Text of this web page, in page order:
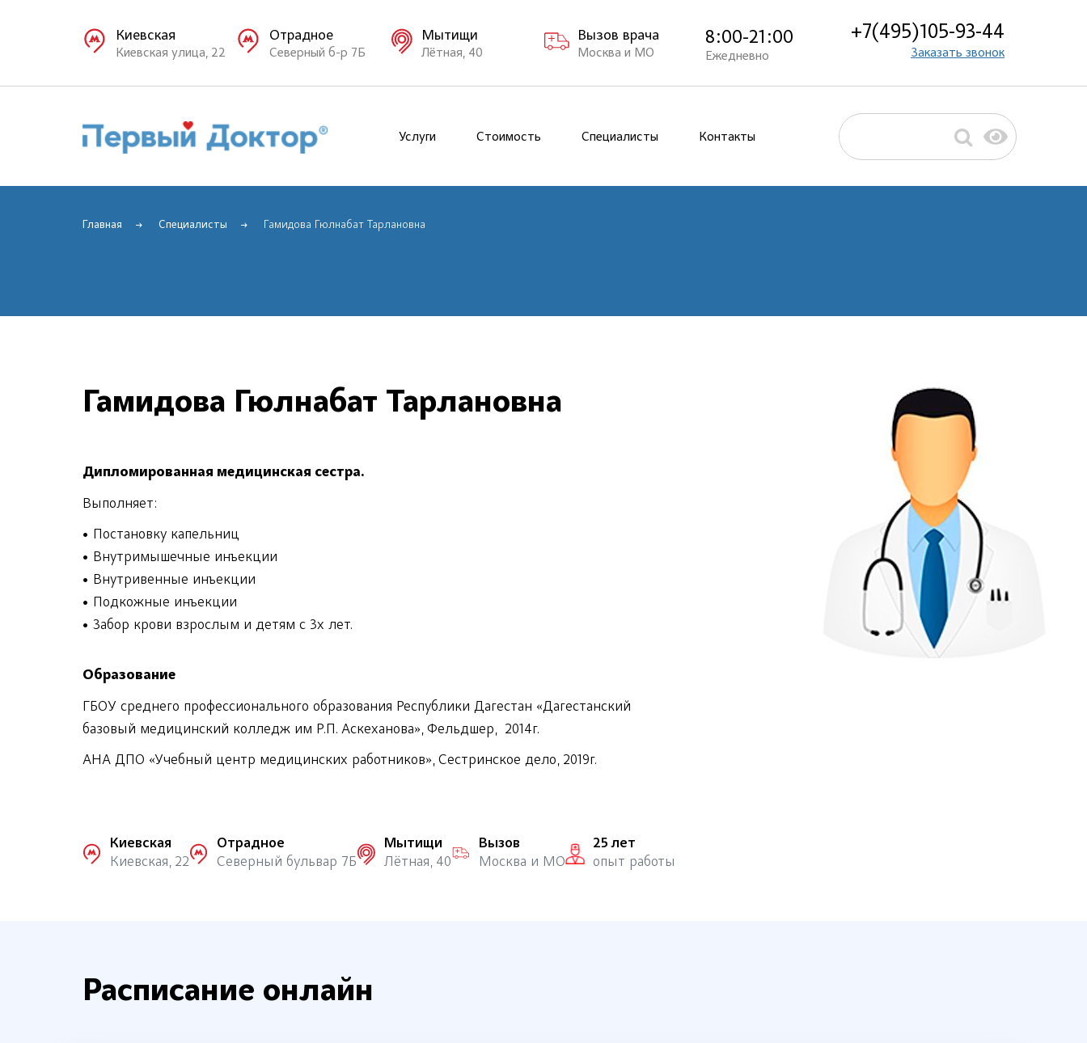
Киевская
Киевская улица, 22
Отрадное
Северный б-р 7Б
Мытищи
Лётная, 40
Вызов врача
Москва и МО
8:00-21:00
Ежедневно
+7(495)105-93-44
Заказать звонок
Услуги Стоимость Специалисты Контакты
Главная Специалисты Гамидова Гюлнабат Тарлановна
Гамидова Гюлнабат Тарлановна
Дипломированная медицинская сестра.
Выполняет:
• Постановку капельниц
• Внутримышечные инъекции
• Внутривенные инъекции
• Подкожные инъекции
• Забор крови взрослым и детям с 3х лет.
Образование
ГБОУ среднего профессионального образования Республики Дагестан «Дагестанский
базовый медицинский колледж им Р.П. Аскеханова», Фельдшер, 2014г.
АНА ДПО «Учебный центр медицинских работников», Сестринское дело, 2019г.
Киевская
Киевская, 22
Отрадное
Северный бульвар 7Б
Мытищи
Лётная, 40
Вызов
Москва и МО
25 лет
опыт работы
Расписание онлайн